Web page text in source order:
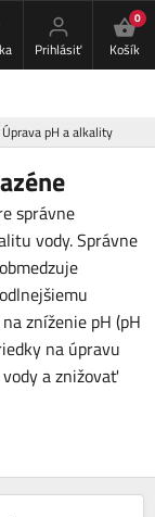
Prihlásiť
0
Košík
Úprava pH a alkality
správne
vody. Správne
zníženie pH (pH
na úpravu
a znižovať